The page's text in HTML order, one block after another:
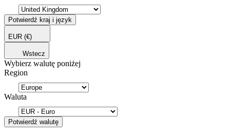
Potwierdź kraj i język
EUR (€)
Wstecz
Wybierz walutę poniżej
Region
Waluta
Potwierdź walutę